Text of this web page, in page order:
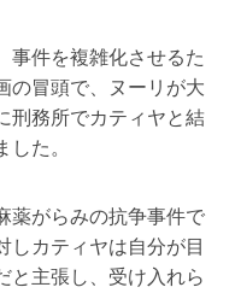
事件を複雑化させるた
の冒頭で、ヌーリが大
刑務所でカティヤと結
た。
薬がらみの抗争事件で
しカティヤは自分が目
と主張し、受け入れら